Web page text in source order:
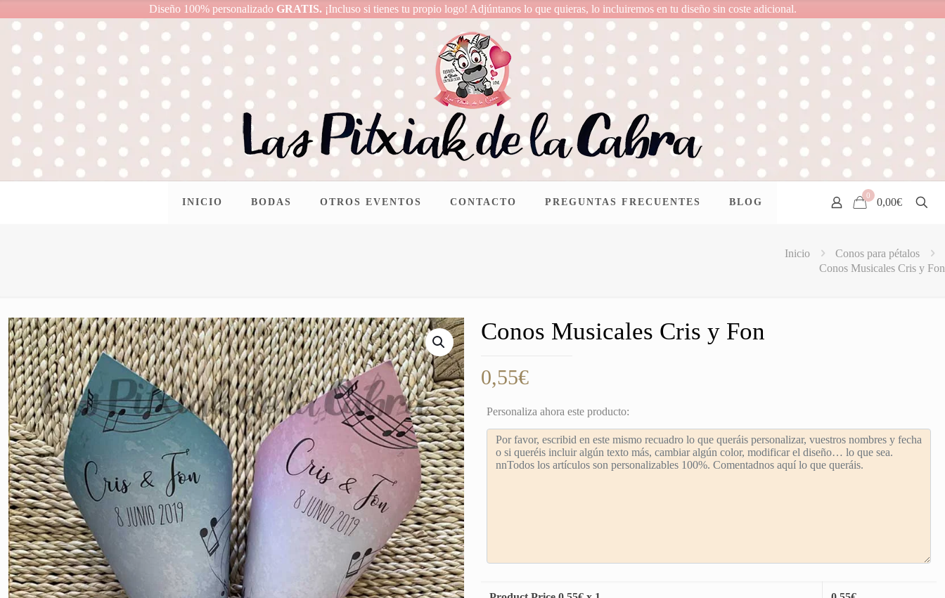
Diseño 100% personalizado GRATIS. ¡Incluso si tienes tu propio logo! Adjúntanos lo que quieras, lo incluiremos en tu diseño sin coste adicional.
INICIO BODAS OTROS EVENTOS CONTACTO PREGUNTAS FRECUENTES BLOG
0
0,00€
Inicio
Conos para pétalos
Conos Musicales Cris y Fon
Conos Musicales Cris y Fon
0,55€
Personaliza ahora este producto: